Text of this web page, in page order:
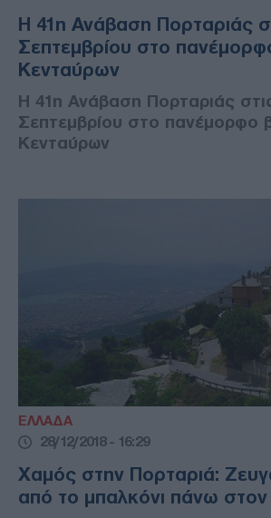
Η 41η Ανάβαση Πορταριάς
Σεπτεμβρίου στο
Κενταύρων
Η 41η Ανάβαση Πορταριάς
Σεπτεμβρίου στο πανέμορφο
Κενταύρων
ΕΛΛΑΔΑ
28/12/2018 - 16:29
Χαμός στην Πορταριά:
από το μπαλκόνι πάνω